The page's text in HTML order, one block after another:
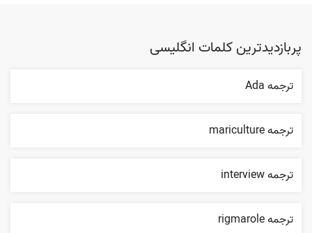
پربازدیدترین کلمات انگلیسی
ترجمه Ada
ترجمه mariculture
ترجمه interview
ترجمه rigmarole